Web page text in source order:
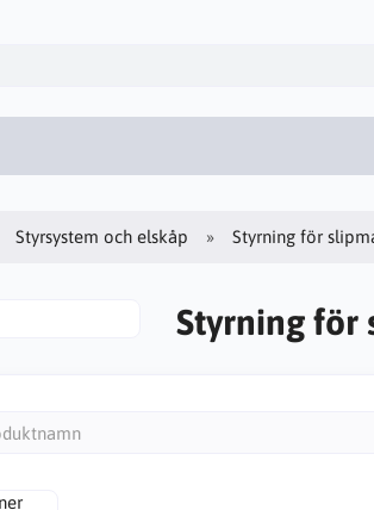
Styrsystem och elskåp Styrning för
Styrning för